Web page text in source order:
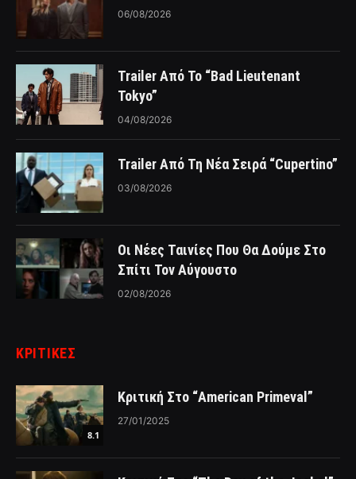
06/08/2026
Trailer Από Το “Bad Lieutenant
Tokyo”
04/08/2026
Trailer Από Τη Νέα Σειρά “Cupertino”
03/08/2026
Οι Νέες Ταινίες Που Θα Δούμε Στο
Σπίτι Τον Αύγουστο
02/08/2026
ΚΡΙΤΙΚΈΣ
8.1
Κριτική Στο “American Primeval”
27/01/2025